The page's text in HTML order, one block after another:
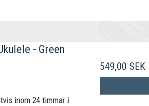
- Green
inom 24 timmar i
549,00 SEK